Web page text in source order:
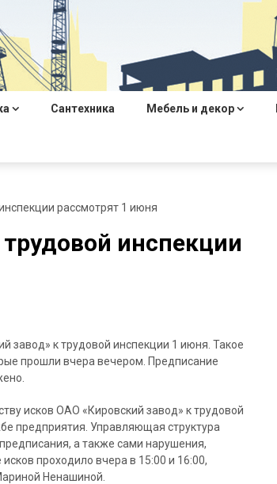
Сантехника Мебель и декор
рассмотрят 1 июня
инспекции
завод» к трудовой инспекции 1 июня. Такое
прошли вчера вечером. Предписание
исков ОАО «Кировский завод» к трудовой
предприятия. Управляющая структура
а также сами нарушения,
проходило вчера в 15:00 и 16:00,
Ненашиной.